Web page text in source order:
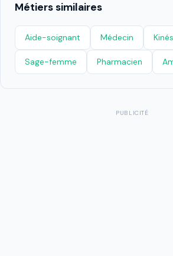
Métiers similaires
Aide-soignant Médecin
Sage-femme Pharmacien
PUBLICITÉ